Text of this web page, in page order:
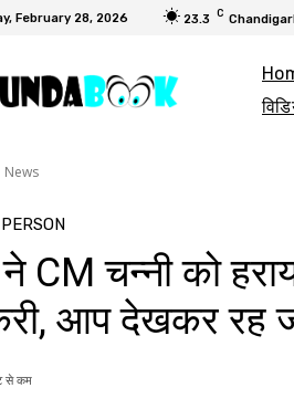
February 28, 2026 23.3 C
News
PERSON
CM चन्नी को
आप देखकर रह
सेकम